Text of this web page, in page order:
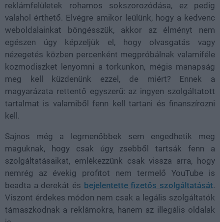
reklámfelületek rohamos sokszorozódása, ez pedig
valahol érthető. Elvégre amikor leülünk, hogy a kedvenc
weboldalainkat böngésszük, akkor az élményt nem
egészen úgy képzeljük el, hogy olvasgatás vagy
nézegetés közben percenként megpróbálnak valamiféle
kozmodiszket lenyomni a torkunkon, mégis manapság
meg kell küzdenünk ezzel, de miért? Ennek a
magyarázata rettentő egyszerű: az ingyen szolgáltatott
tartalmat is valamiből fenn kell tartani és finanszírozni
kell.
Sajnos még a legmenőbbek sem engedhetik meg
maguknak, hogy csak úgy zsebből tartsák fenn a
szolgáltatásaikat, emlékezzünk csak vissza arra, hogy
nemrég az évekig profitot nem termelő YouTube is
beadta a derekát és bejelentette fizetős szolgáltatását.
Viszont érdekes módon nem csak a legális szolgáltatók
támaszkodnak a reklámokra, hanem az illegális oldalak